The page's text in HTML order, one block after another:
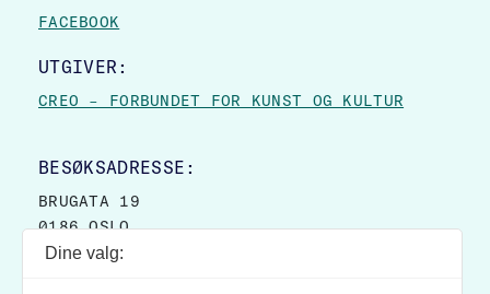
FACEBOOK
UTGIVER:
CREO – FORBUNDET FOR KUNST OG KULTUR
BESØKSADRESSE:
BRUGATA 19
0186 OSLO
Dine valg: